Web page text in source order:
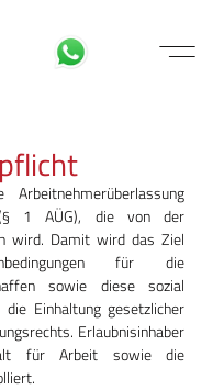
(§ 1 AÜG), die von der
wird. Damit wird das Ziel
für die
sowie diese sozial
Einhaltung gesetzlicher
Erlaubnisinhaber
für Arbeit sowie die